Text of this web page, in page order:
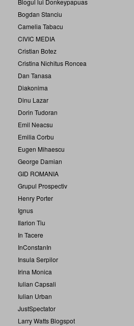
Blogul lui Donkeypapuas
Bogdan Stanciu
Camelia Tabacu
CIVIC MEDIA
Cristian Botez
Cristina Nichitus Roncea
Dan Tanasa
Diakonima
Dinu Lazar
Dorin Tudoran
Emil Neacsu
Emilia Corbu
Eugen Mihaescu
George Damian
GID ROMANIA
Grupul Prospectiv
Henry Porter
Ignus
Ilarion Tiu
In Tacere
InConstanIn
Insula Serpilor
Irina Monica
Iulian Capsali
Iulian Urban
JustSpectator
Larry Watts Blogspot